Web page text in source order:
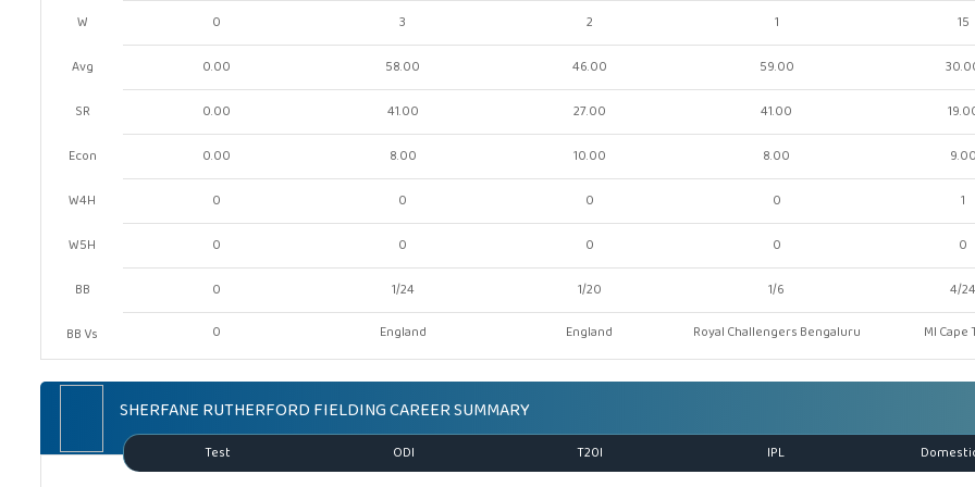
W
Avg
SR
Econ
W4H
W5H
BB
BB Vs
0 3 2 1 15
0.00 58.00 46.00 59.00
0.00 41.00 27.00 41.00
0.00 8.00 10.00 8.00 9.00
0 0 0 0 1
0 0 0 0 0
0 1/24 1/20 1/6
4/24
0
England England Royal Challengers Bengaluru MI Cape
SHERFANE RUTHERFORD FIELDING CAREER SUMMARY
Test ODI T20I IPL